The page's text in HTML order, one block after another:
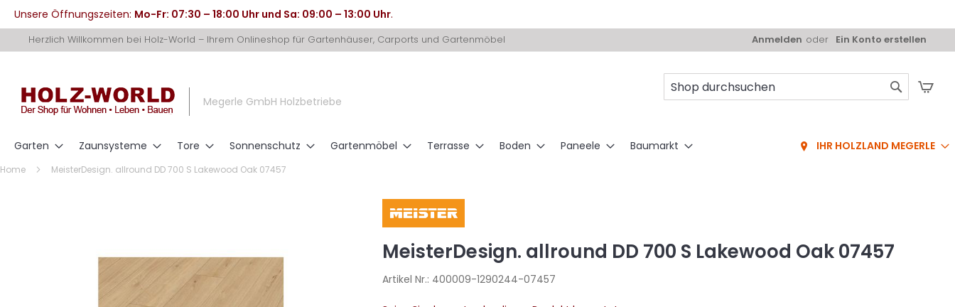
Unsere Öffnungszeiten: Mo-Fr: 07:30 – 18:00 Uhr und Sa: 09:00 – 13:00 Uhr.
zum
Herzlich Willkommen bei Holz-World – Ihrem Onlineshop für Gartenhäuser, Carports und Gartenmöbel Anmelden Ein Konto erstellen
Megerle GmbH Holzbetriebe
Garten Zaunsysteme Tore Sonnenschutz Gartenmöbel Terrasse Boden Paneele Baumarkt IHR HOLZLAND MEGERLE
Home MeisterDesign. allround DD 700 S Lakewood Oak 07457
MeisterDesign. allround DD 700 S Lakewood Oak 07457
Artikel Nr.: 400009-1290244-07457